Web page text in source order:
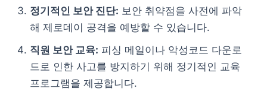
정기적인 보안 진단: 보안 취약점을 사전에 파악
해 제로데이 공격을 예방할 수 있습니다.
직원 보안 교육: 피싱 메일이나 악성코드 다운로
드로 인한 사고를 방지하기 위해 정기적인 교육
프로그램을 제공합니다.